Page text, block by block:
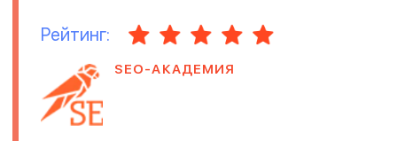
Рейтинг:
SEO-АКАДЕМИЯ